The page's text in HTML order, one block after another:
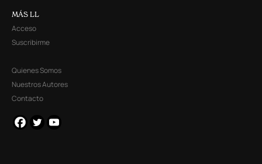
MÁS LL
Acceso
Suscribirme
Quienes Somos
Nuestros Autores
Contacto